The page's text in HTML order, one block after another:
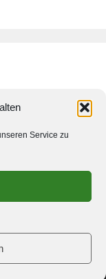
Service zu
GeneratePress